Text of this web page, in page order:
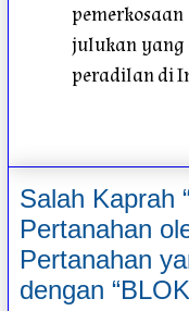
julukan
peradilan di
Salah Kaprah
Pertanahan
Pertanahan
dengan